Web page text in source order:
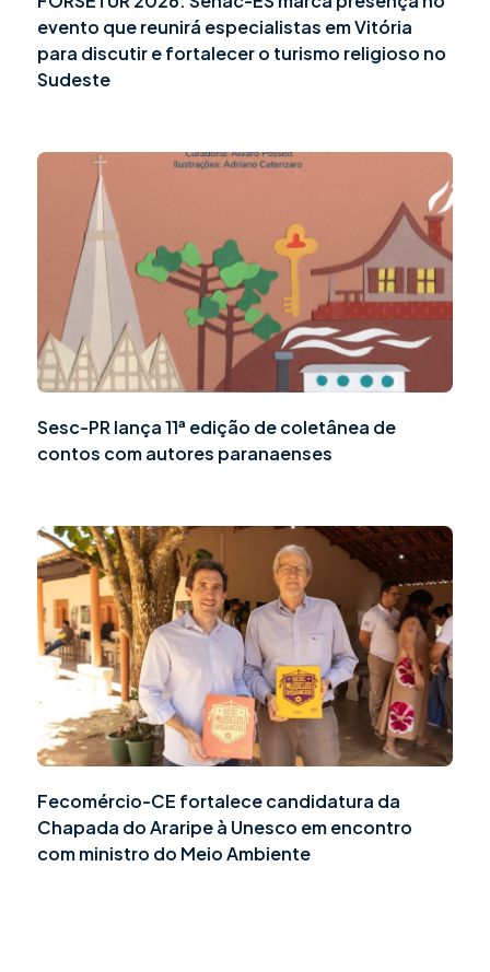
evento que reunirá especialistas em Vitória
para discutir e fortalecer o turismo religioso no
Sudeste
Sesc-PR lança 11ª edição de coletânea de
contos com autores paranaenses
Fecomércio-CE fortalece candidatura da
Chapada do Araripe à Unesco em encontro
com ministro do Meio Ambiente